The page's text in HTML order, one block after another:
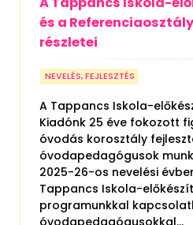
és a
részletei
NEVELÉS, FEJLESZTÉS
A Tappancs Iskola-
Kiadónk 25 éve fokozott
óvodás korosztály
óvodapedagógusok
2025-26-os nevelési
Tappancs Iskola-
programunkkal
óvodapedagógusokkal...